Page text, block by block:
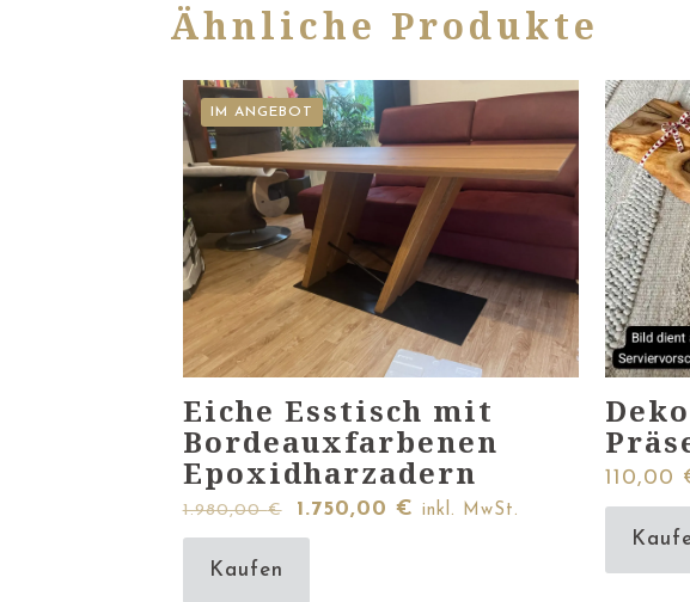
Ähnliche Produkte
IM ANGEBOT
Eiche Esstisch mit
Bordeauxfarbenen
Epoxidharzadern
1.980,00€
Ursprünglicher
Preis
1.750,00 € Aktueller
inkl. MwSt.
Kaufen
110,00